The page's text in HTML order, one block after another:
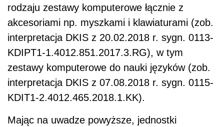
rodzaju zestawy komputerowe łącznie z
akcesoriami np. myszkami i klawiaturami (zob.
interpretacja DKIS z 20.02.2018 r. sygn. 0113-
KDIPT1-1.4012.851.2017.3.RG), w tym
zestawy komputerowe do nauki języków (zob.
interpretacja DKIS z 07.08.2018 r. sygn. 0115-
KDIT1-2.4012.465.2018.1.KK).
Mając na uwadze powyższe, jednostki